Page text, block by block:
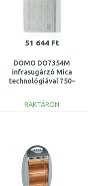
51 644 Ft
DOMO DO7354M
infrasugárzó Mica
technológiával 750–
RAKTÁRON